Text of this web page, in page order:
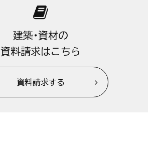
建築・資材の
資料請求はこちら
資料請求する